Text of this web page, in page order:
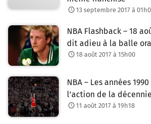
13 septembre 2017 à
NBA Flashback – 18
dit adieu à la balle
18 août 2017 à 15h00
NBA – Les années
l’action de la
11 août 2017 à 19h18